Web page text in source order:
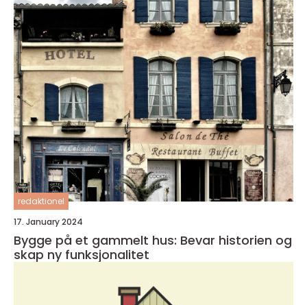
redaktionel
17. January 2024
Bygge på et gammelt hus: Bevar historien og
skap ny funksjonalitet